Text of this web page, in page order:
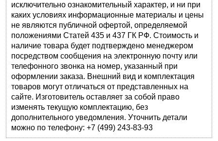
исключительно ознакомительный характер, и ни при
каких условиях информационные материалы и цены
не являются публичной офертой, определяемой
положениями Статей 435 и 437 ГК РФ. Стоимость и
наличие товара будет подтверждено менеджером
посредством сообщения на электронную почту или
телефонного звонка на номер, указанный при
оформлении заказа. Внешний вид и комплектация
товаров могут отличаться от представленных на
сайте. Изготовитель оставляет за собой право
изменять текущую комплектацию, без
дополнительного уведомления. Уточнить детали
можно по телефону: +7 (499) 243-83-93